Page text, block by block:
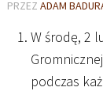
PRZEZ ADAM
W środę, 2
podczas